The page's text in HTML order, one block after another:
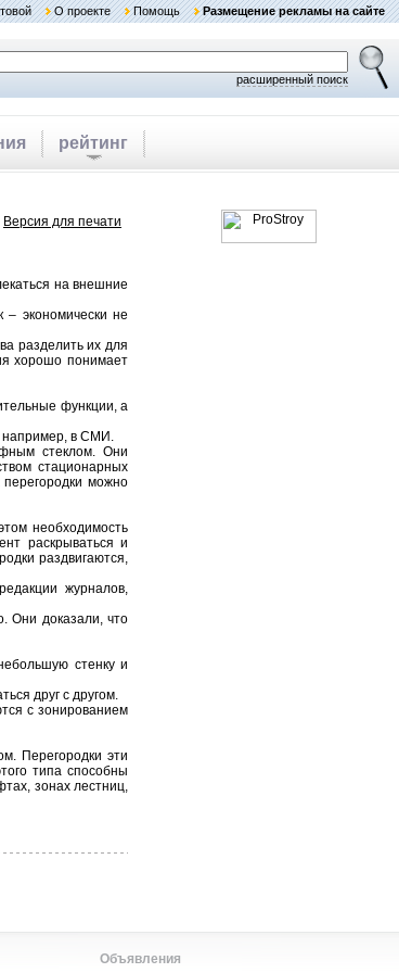
О проекте Помощь Размещение рекламы на сайте
расширенный поиск
рейтинг
Версия для печати
на внешние
– экономически не
разделить их для
хорошо понимает
функции, а
например, в СМИ.
стеклом. Они
стационарных
можно
необходимость
раскрываться и
раздвигаются,
журналов,
Они доказали, что
стенку и
друг с другом.
с зонированием
Перегородки эти
типа способны
зонах лестниц,
Объявления